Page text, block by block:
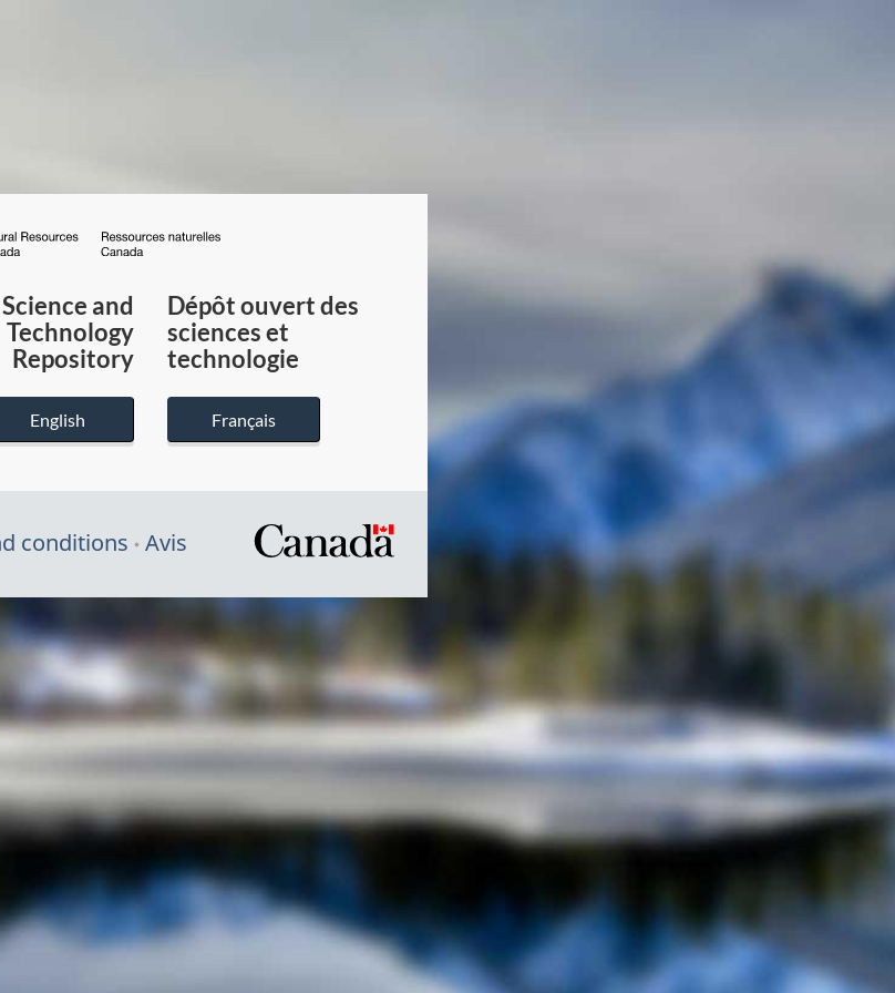
du
Canada
and
Technology
Repository
English
Dépôt ouvert des
sciences et
technologie
Français
conditions Avis
/
gouvernement
du
Canada